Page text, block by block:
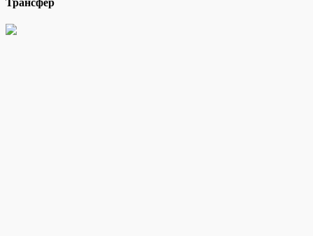
Трансфер